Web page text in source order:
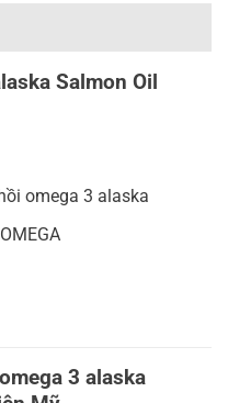
Salmon Oil
omega 3 alaska
3 alaska